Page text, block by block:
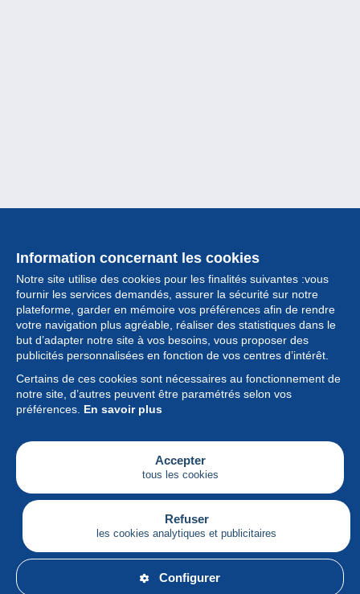
Information concernant les cookies
Notre site utilise des cookies pour les finalités suivantes :vous
fournir les services demandés, assurer la sécurité sur notre
plateforme, garder en mémoire vos préférences afin de rendre
votre navigation plus agréable, réaliser des statistiques dans le
but d’adapter notre site à vos besoins, vous proposer des
publicités personnalisées en fonction de vos centres d’intérêt.
Certains de ces cookies sont nécessaires au fonctionnement de
notre site, d’autres peuvent être paramétrés selon vos
préférences. En savoir plus
Accepter
tous les cookies
Refuser
les cookies analytiques et publicitaires
Configurer
Collection
Actualités
Fonctionnalités
Société
Services
Articles
Français